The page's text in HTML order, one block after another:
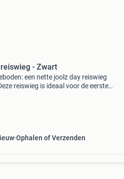
- Zwart
een nette joolz day reiswieg
reiswieg is ideaal voor de eerste
Ophalen of Verzenden